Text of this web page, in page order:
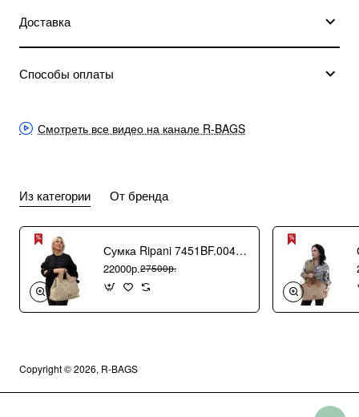
Доставка
Способы оплаты
Смотреть все видео на канале R-BAGS
Из категории От бренда
Сумка Ripani 7451BF.00406 Ecru/Sabbia
22000р.27500р.
Copyright © 2026, R-BAGS